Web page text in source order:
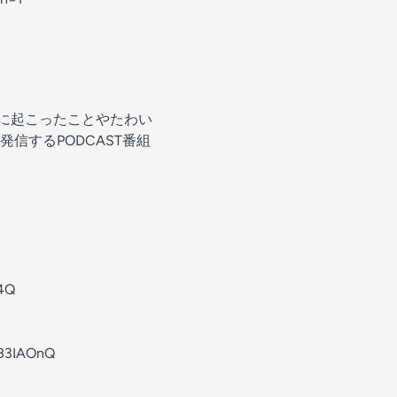
起こったことやたわい
信するPODCAST番組